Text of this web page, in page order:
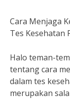
Cara Menjaga
Tes Kesehatan
Halo teman-
tentang cara
dalam tes
merupakan